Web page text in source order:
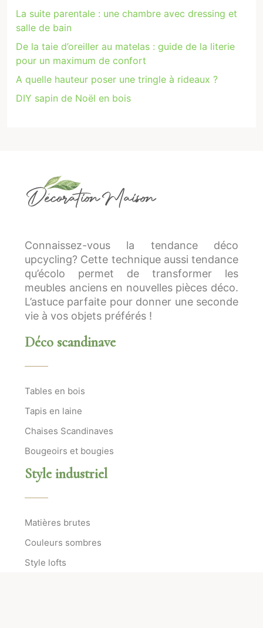
La suite parentale : une chambre avec dressing et
salle de bain
De la taie d’oreiller au matelas : guide de la literie
pour un maximum de confort
A quelle hauteur poser une tringle à rideaux ?
DIY sapin de Noël en bois
Connaissez-vous la tendance déco
upcycling? Cette technique aussi tendance
qu’écolo permet de transformer les
meubles anciens en nouvelles pièces déco.
L’astuce parfaite pour donner une seconde
vie à vos objets préférés !
Déco scandinave
Tables en bois
Tapis en laine
Chaises Scandinaves
Bougeoirs et bougies
Style industriel
Matières brutes
Couleurs sombres
Style lofts